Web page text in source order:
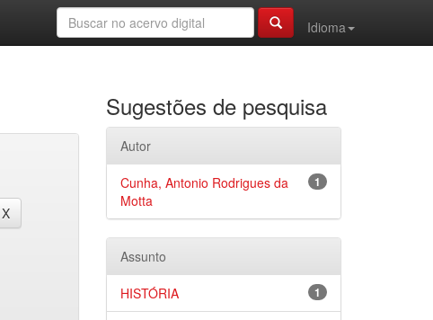
Idioma
Sugestões de pesquisa
Autor
1
Cunha, Antonio Rodrigues da
Motta
Assunto
1
HISTÓRIA